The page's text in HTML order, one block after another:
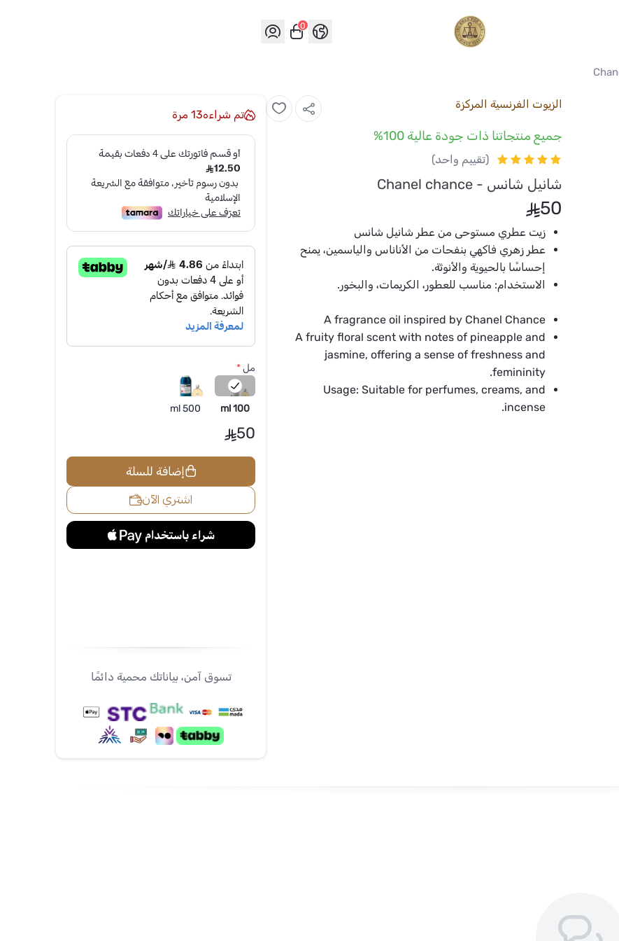
0
الزيوت الفرنسية المركزة
جميع منتجاتنا ذات جودة عالية 100%
(تقييم واحد)
شانيل شانس - Chanel chance
50
زيت عطري مستوحى من عطر شانيل شانس
عطر زهري فاكهي بنفحات من الأناناس والياسمين، يمنح
إحساسًا بالحيوية والأنوثة.
الاستخدام: مناسب للعطور، الكريمات، والبخور.
A fragrance oil inspired by Chanel Chance
A fruity floral scent with notes of pineapple and
jasmine, offering a sense of freshness and
femininity.
Usage: Suitable for perfumes, creams, and
incense.
تم شراءه13 مرة
مل*
100 ml
500 ml
50
إضافة للسلة
اشتري الآن
تسوق آمن، بياناتك محمية دائمًا